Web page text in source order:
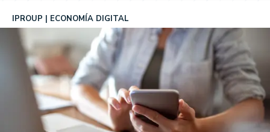
IPROUP ECONOMÍA DIGITAL